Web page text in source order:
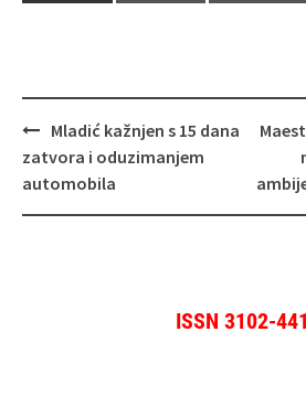
Navigacija
objava
Mladić kažnjen s 15 dana
zatvora i oduzimanjem
automobila
ISSN 3102-